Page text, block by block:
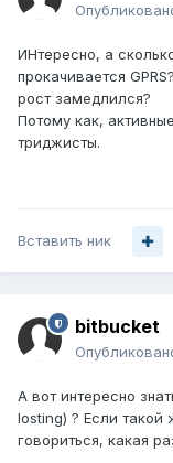
ИНтересно, а
прокачивается
рост замедлился?
Потому как,
триджисты.
Вставить ник
bitbucket
А вот интересно
losting) ? Если
говориться, какая